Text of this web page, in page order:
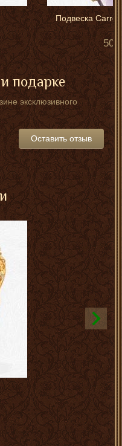
Подвеска
506
подарке
эксклюзивного
Оставить отзыв